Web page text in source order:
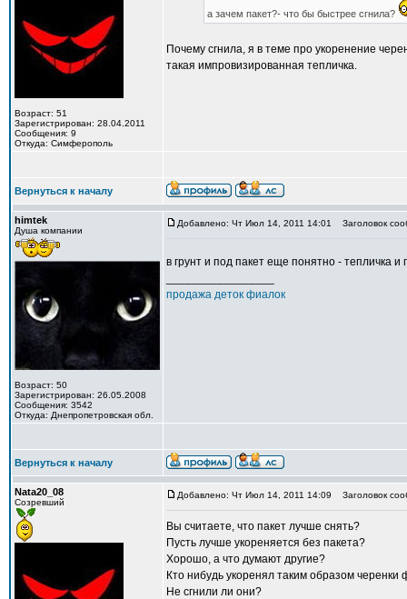
Возраст: 51
Зарегистрирован: 28.04.2011
Сообщения: 9
Откуда: Симферополь
а зачем пакет?- что бы быстрее сгнила?
Почему сгнила, я в теме про укоренение
такая импровизированная тепличка.
Вернуться к началу
himtek
Душа компании
Возраст: 50
Зарегистрирован: 26.05.2008
Сообщения: 3542
Откуда: Днепропетровская обл.
Добавлено: Чт Июл 14, 2011 14:01 Заголовок
в грунт и под пакет еще понятно - тепличка
продажа деток фиалок
Вернуться к началу
Nata20_08
Созревший
Добавлено: Чт Июл 14, 2011 14:09 Заголовок
Вы считаете, что пакет лучше снять?
Пусть лучше укореняется без пакета?
Хорошо, а что думают другие?
Кто нибудь укоренял таким образом черенки
Не сгнили ли они?